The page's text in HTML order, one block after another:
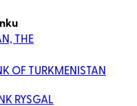
THE
OF TURKMENISTAN
RYSGAL